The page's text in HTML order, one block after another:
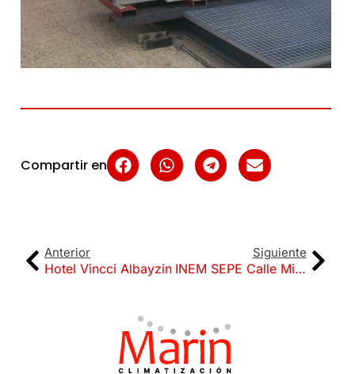
Compartir en
Anterior
Hotel Vincci Albayzin
Siguiente
INEM SEPE Calle Mirlo